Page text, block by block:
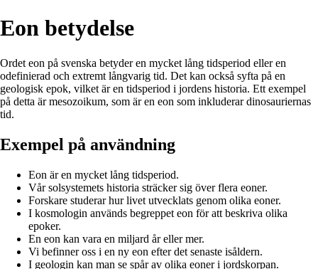
Eon betydelse
Ordet eon på svenska betyder en mycket lång tidsperiod eller en
odefinierad och extremt långvarig tid. Det kan också syfta på en
geologisk epok, vilket är en tidsperiod i jordens historia. Ett exempel
på detta är mesozoikum, som är en eon som inkluderar dinosauriernas
tid.
Exempel på användning
Eon är en mycket lång tidsperiod.
Vår solsystemets historia sträcker sig över flera eoner.
Forskare studerar hur livet utvecklats genom olika eoner.
I kosmologin används begreppet eon för att beskriva olika
epoker.
En eon kan vara en miljard år eller mer.
Vi befinner oss i en ny eon efter det senaste isåldern.
I geologin kan man se spår av olika eoner i jordskorpan.